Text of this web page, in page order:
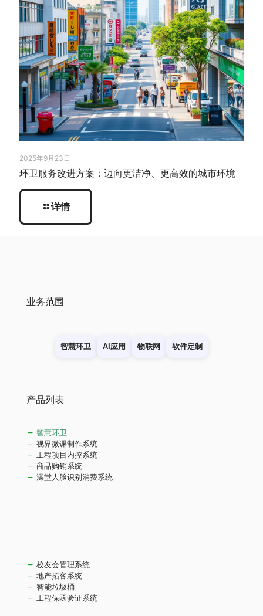
2025年9月23日
环卫服务改进方案：迈向更洁净、更高效的城市环境
详情
业务范围
智慧环卫 AI应用 物联网 软件定制
产品列表
智慧环卫
视界微课制作系统
工程项目内控系统
商品购销系统
澡堂人脸识别消费系统
校友会管理系统
地产拓客系统
智能垃圾桶
工程保函验证系统